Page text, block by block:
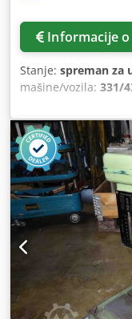
Informacije
Stanje: spreman za
mašine/vozila: 331/
100 mm Brzine
380 V, 0.18 kW
Dcedpfofnbgqox Af